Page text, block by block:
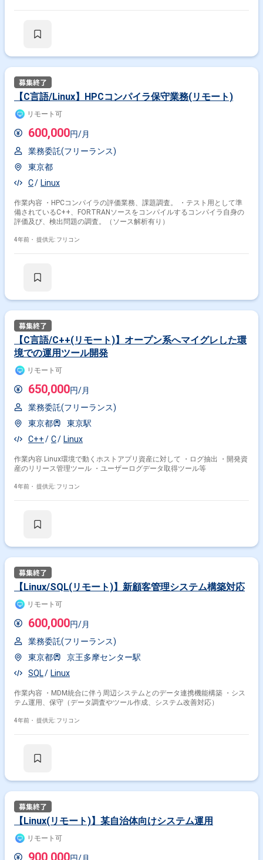
【C言語/Linux】HPCコンパイラ保守業務(リモート)
リモート可
600,000円/月
業務委託(フリーランス)
東京都
C
Linux
作業内容 ・HPCコンパイラの評価業務、課題調査。 ・テスト用として準
備されているC++、FORTRANソースをコンパイルするコンパイラ自身の
評価及び、検出問題の調査。（ソース解析有り）
4年前・ 提供元: フリコン
【C言語/C++(リモート)】オープン系へマイグレした環
境での運用ツール開発
リモート可
650,000円/月
業務委託(フリーランス)
東京都
東京駅
C++
C Linux
作業内容 Linux環境で動くホストアプリ資産に対して ・ログ抽出 ・開発資
産のリリース管理ツール ・ユーザーログデータ取得ツール等
4年前・ 提供元: フリコン
【Linux/SQL(リモート)】新顧客管理システム構築対応
リモート可
600,000円/月
業務委託(フリーランス)
東京都
京王多摩センター駅
SQL
Linux
作業内容 ・MDM統合に伴う周辺システムとのデータ連携機能構築 ・シス
テム運用、保守（データ調査やツール作成、システム改善対応）
4年前・ 提供元: フリコン
【Linux(リモート)】某自治体向けシステム運用
リモート可
900,000